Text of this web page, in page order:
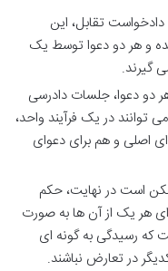
تقابل، این
و هر دو دعوا توسط یک
گیرند.
دو دعوا، جلسات دادرسی
در یک فرآیند واحد،
اصلی و هم برای دعوای
است در نهایت، حکم
هر یک از آن ها به صورت
که رسیدگی به گونه ای
در تعارض نباشند.